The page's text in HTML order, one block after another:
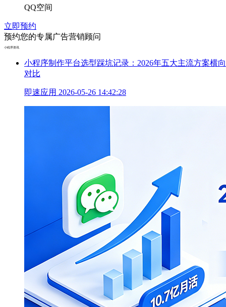
QQ空间
立即预约
预约您的专属广告营销顾问
小程序资讯
小程序制作平台选型踩坑记录：2026年五大主流方案横向
对比
即速应用 2026-05-26 14:42:28